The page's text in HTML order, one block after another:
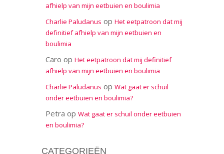
afhielp van mijn eetbuien en boulimia
Charlie Paludanus op Het eetpatroon dat mij
definitief afhielp van mijn eetbuien en
boulimia
Caro op Het eetpatroon dat mij definitief
afhielp van mijn eetbuien en boulimia
Charlie Paludanus op Wat gaat er schuil
onder eetbuien en boulimia?
Petra op Wat gaat er schuil onder eetbuien
en boulimia?
CATEGORIEËN